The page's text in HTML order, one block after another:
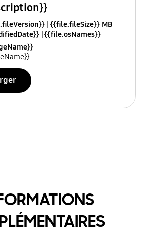
{{file.fileSize}} MB
{{file.osNames}}